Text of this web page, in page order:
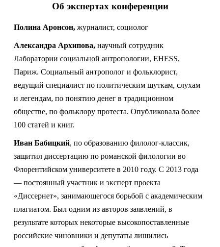
Об экспертах конференции
Полина Аронсон, журналист, социолог
Александра Архипова, научный сотрудник
Лаборатории социальной антропологии, EHESS,
Париж. Социальный антрополог и фольклорист,
ведущий специалист по политическим шуткам, слухам
и легендам, по понятию денег в традиционном
обществе, по фольклору протеста. Опубликовала более
100 статей и книг.
Иван Бабицкий, по образованию филолог-классик,
защитил диссертацию по романской филологии во
Флорентийском университете в 2010 году. С 2013 года
— постоянный участник и эксперт проекта
«Диссернет», занимающегося борьбой с академическим
плагиатом. Был одним из авторов заявлений, в
результате которых некоторые высокопоставленные
российские чиновники и депутаты лишились